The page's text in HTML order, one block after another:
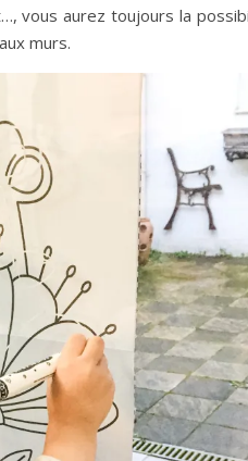
vous aurez toujours la
murs.